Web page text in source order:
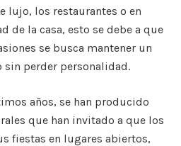
lujo, los restaurantes o en
de la casa, esto se debe a que
se busca mantener un
perder personalidad.
años, se han producido
que han invitado a que los
fiestas en lugares abiertos,